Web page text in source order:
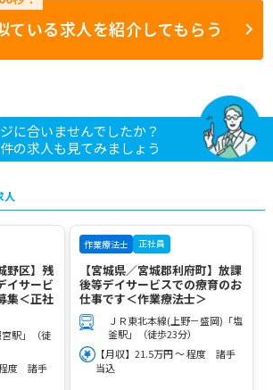
ている求人を紹介してもらう
に合いませんでしたか？
の求人も見てみましょう
人
野区】残
イサービ
集＜正社
駅」（徒
程度 諸手
作業療法士 正社員
【宮城県／宮城郡利府町】放課
後等デイサービスでの療育のお
仕事です＜作業療法士＞
ＪＲ東北本線(上野－盛岡)「塩
釜駅」（徒歩23分）
【月収】21.5万円 ～ 程度 諸手
当込